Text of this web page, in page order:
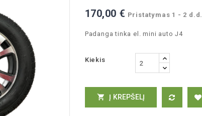
170,00 € Pristatymas 1 - 2 d.d.
Padanga tinka el. mini auto J4
Kiekis
 Į KREPŠELĮ